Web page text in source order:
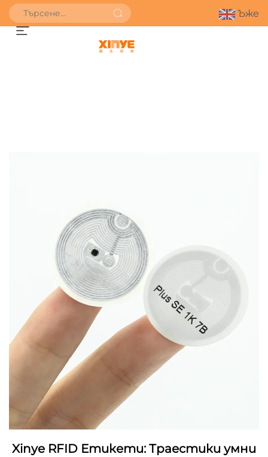
Ъже
Xinye RFID Етикети: Траестики умни